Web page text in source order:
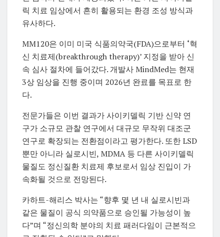
릭 치료 임상에서 흔히 활용되는 환경 조성 방식과
유사하다.
MM120은 이미 미국 식품의약국(FDA)으로부터 ‘혁
신 치료제(breakthrough therapy)’ 지정을 받아 신
속 심사 절차에 들어갔다. 개발사 MindMed는 현재
3상 임상을 진행 중이며 2026년 완료를 목표로 한
다.
전문가들은 이번 결과가 사이키델릭 기반 신약 연
구가 소규모 관찰 연구에서 대규모 무작위 대조군
연구로 확장되는 전환점이라고 평가한다. 또한 LSD
뿐만 아니라 실로시빈, MDMA 등 다른 사이키델릭
물질도 정신질환 치료제 후보로서 임상 진입이 가
속화될 것으로 전망된다.
카하트-해리스 박사는 “향후 몇 년 내 실로시빈과
같은 물질이 공식 의약품으로 승인될 가능성이 높
다”며 “정신의학 분야의 치료 패러다임이 근본적으